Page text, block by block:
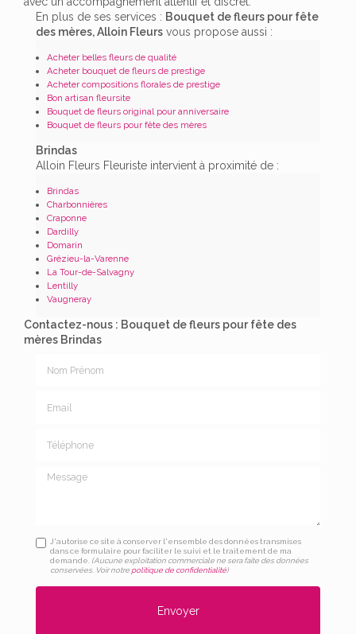
En plus de ses services : Bouquet de fleurs pour fête
des mères, Alloin Fleurs vous propose aussi :
Acheter belles fleurs de qualité
Acheter bouquet de fleurs de prestige
Acheter compositions florales de prestige
Bon artisan fleursite
Bouquet de fleurs original pour anniversaire
Bouquet de fleurs pour fête des mères
Brindas
Alloin Fleurs Fleuriste intervient à proximité de :
Brindas
Charbonnières
Craponne
Dardilly
Domarin
Grézieu-la-Varenne
La Tour-de-Salvagny
Lentilly
Vaugneray
Contactez-nous : Bouquet de fleurs pour fête des
mères Brindas
Message
J'autorise ce site à conserver l'ensemble des données transmises
dans ce formulaire pour faciliter le suivi et le traitement de ma
demande. (Aucune exploitation commerciale ne sera faite des données
conservées. Voir notre politique de confidentialité)